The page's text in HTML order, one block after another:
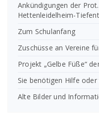
Ankündigungen der
Hettenleidelheim-
Zum Schulanfang
Zuschüsse an Vereine
Projekt „Gelbe Füße“
Sie benötigen Hilfe
Alte Bilder und